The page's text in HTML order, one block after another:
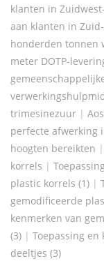
klanten in
aan klanten in
honderden tonnen
meter DOTP-
trimesinezuur |
perfecte afwerking
hoogten bereikten |
korrels |
plastic korrels (1) |
gemodificeerde
kenmerken van
(3) | Toepassing
deeltjes (3)